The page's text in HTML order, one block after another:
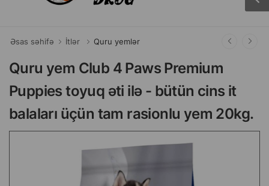
Əsas səhifə İtlər Quru yemlər
Quru yem Club 4 Paws Premium
Puppies toyuq əti ilə - bütün cins it
balaları üçün tam rasionlu yem 20kg.